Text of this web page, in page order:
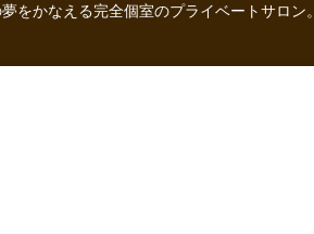
をかなえる完全個室のプライベートサロン。